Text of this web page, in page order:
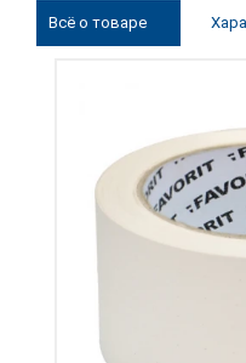
Всё о товаре